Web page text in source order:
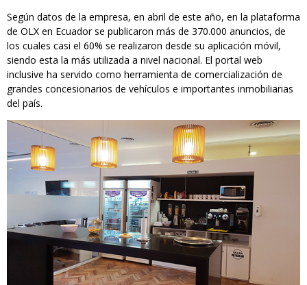
Según datos de la empresa, en abril de este año, en la plataforma
de OLX en Ecuador se publicaron más de 370.000 anuncios, de
los cuales casi el 60% se realizaron desde su aplicación móvil,
siendo esta la más utilizada a nivel nacional. El portal web
inclusive ha servido como herramienta de comercialización de
grandes concesionarios de vehículos e importantes inmobiliarias
del país.